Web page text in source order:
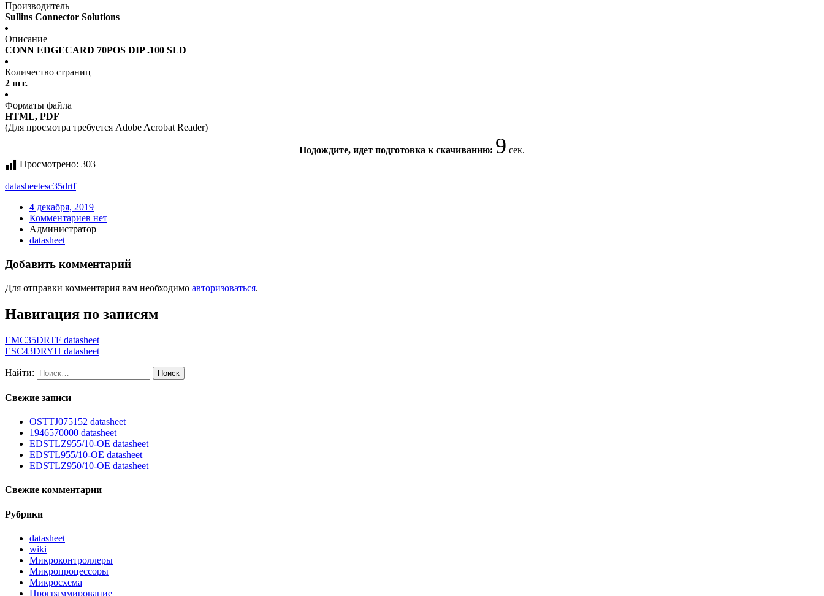
Производитель
Sullins Connector Solutions
Описание
CONN EDGECARD 70POS DIP .100 SLD
Количество страниц
2 шт.
Форматы файла
HTML, PDF
(Для просмотра требуется Adobe Acrobat Reader)
Подождите, идет подготовка к скачиванию: 9 сек.
Просмотрено: 303
datasheetesc35drtf
4 декабря, 2019
Комментариев нет
Администратор
datasheet
Добавить комментарий
Для отправки комментария вам необходимо авторизоваться.
Навигация по записям
EMC35DRTF datasheet
ESC43DRYH datasheet
Найти:
Свежие записи
OSTTJ075152 datasheet
1946570000 datasheet
EDSTLZ955/10-OE datasheet
EDSTL955/10-OE datasheet
EDSTLZ950/10-OE datasheet
Свежие комментарии
Рубрики
datasheet
wiki
Микроконтроллеры
Микропроцессоры
Микросхема
Программирование